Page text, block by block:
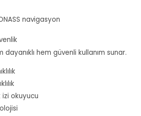
navigasyon
dayanıklı hem güvenli kullanım sunar.
izi okuyucu